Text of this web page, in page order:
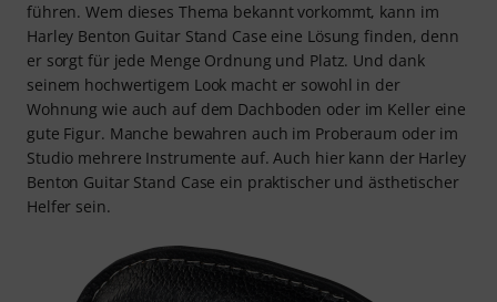
führen. Wem dieses Thema bekannt vorkommt, kann im
Harley Benton Guitar Stand Case eine Lösung finden, denn
er sorgt für jede Menge Ordnung und Platz. Und dank
seinem hochwertigem Look macht er sowohl in der
Wohnung wie auch auf dem Dachboden oder im Keller eine
gute Figur. Manche bewahren auch im Proberaum oder im
Studio mehrere Instrumente auf. Auch hier kann der Harley
Benton Guitar Stand Case ein praktischer und ästhetischer
Helfer sein.